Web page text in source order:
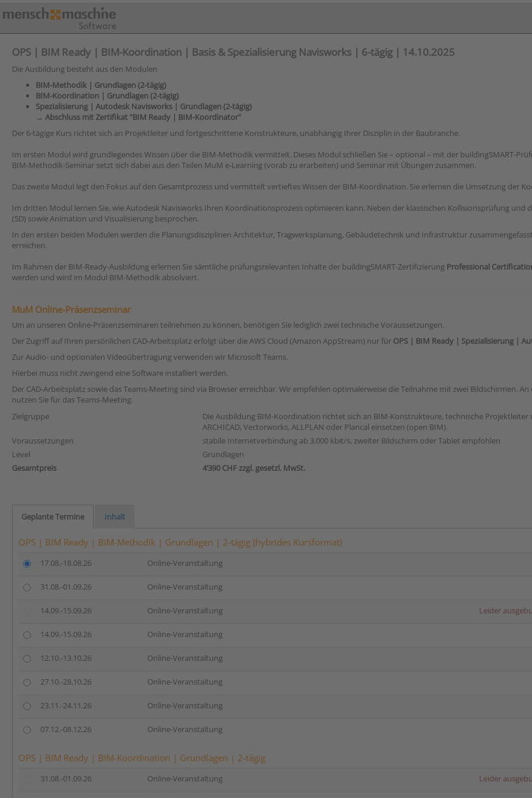
OPS | BIM Ready | BIM-Koordination | Basis & Spezialisierung Navisworks | 6-tägig | 14.10.2025
Die Ausbildung besteht aus den Modulen
BIM-Methodik | Grundlagen (2-tägig)
BIM-Koordination | Grundlagen (2-tägig)
Spezialisierung | Autodesk Navisworks | Grundlagen (2-tägig)
→ Abschluss mit Zertifikat "BIM Ready | BIM-Koordinator"
Der 6-tägige Kurs richtet sich an Projektleiter und fortgeschrittene Konstrukteure, unabhängig Ihrer Disziplin in der Baubranche.
Im ersten Modul wird grundlegendes Wissen über die BIM-Methodik vermittelt. Dieses Modul schließen Sie – optional – mit der buildingSMART-
BIM-Methodik-Seminar setzt sich dabei aus den Teilen MuM e-Learning (vorab zu erarbeiten) und Seminar mit Übungen zusammen.
Das zweite Modul legt den Fokus auf den Gesamtprozess und vermittelt vertieftes Wissen der BIM-Koordination. Sie erlernen die Umsetzung der
Im dritten Modul lernen Sie, wie Autodesk Navisworks Ihren Koordinationsprozess optimieren kann. Neben der klassischen Kollisionsprüfung und
(5D) sowie Animation und Visualisierung besprochen.
In den ersten beiden Modulen werden die Planungsdisziplinen Architektur, Tragwerksplanung, Gebäudetechnik und Infrastruktur
erreichen.
Im Rahmen der BIM-Ready-Ausbildung erlernen Sie sämtliche prüfungsrelevanten Inhalte der buildingSMART-Zertifizierung Professional
werden und wird im Modul BIM-Methodik absolviert.
MuM Online-Präsenzseminar
Um an unseren Online-Präsenzseminaren teilnehmen zu können, benötigen Sie lediglich zwei technische Voraussetzungen.
Der Zugriff auf Ihren persönlichen CAD-Arbeitsplatz erfolgt über die AWS Cloud (Amazon AppStream) nur für OPS | BIM Ready | Spezialisierung |
Zur Audio- und optionalen Videoübertragung verwenden wir Microsoft Teams.
Hierbei muss nicht zwingend eine Software installiert werden.
Der CAD-Arbeitsplatz sowie das Teams-Meeting sind via Browser erreichbar. Wir empfehlen optimalerweise die Teilnahme mit zwei Bildschirmen.
nutzen Sie für das Teams-Meeting.
Zielgruppe
Die Ausbildung BIM-Koordination richtet sich an BIM-Konstrukteure, technische
ARCHICAD, Vectorworks, ALLPLAN oder Plancal einsetzen (open BIM).
Voraussetzungen
stabile Internetverbindung ab 3.000 kbit/s, zweiter Bildschirm oder Tablet empfohlen
Level
Grundlagen
Gesamtpreis
4’390 CHF zzgl. gesetzl. MwSt.
Geplante Termine Inhalt
OPS | BIM Ready | BIM-Methodik | Grundlagen | 2-tägig (hybrides Kursformat)
17.08.-18.08.26 Online-Veranstaltung
31.08.-01.09.26 Online-Veranstaltung
14.09.-15.09.26 Online-Veranstaltung Leider
14.09.-15.09.26 Online-Veranstaltung
12.10.-13.10.26 Online-Veranstaltung
27.10.-28.10.26 Online-Veranstaltung
23.11.-24.11.26 Online-Veranstaltung
07.12.-08.12.26 Online-Veranstaltung
OPS | BIM Ready | BIM-Koordination | Grundlagen | 2-tägig
31.08.-01.09.26 Online-Veranstaltung Leider